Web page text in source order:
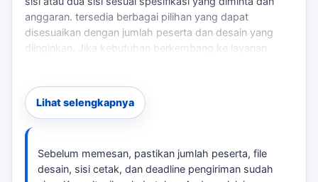
anggaran. tersedia berbagai pilihan yang dapat
disesuaikan dengan jumlah peserta dan desain yang
diinginkan. Jika kebutuhan berkembang ke layanan
Proses Pemesanan yang Mudah
Untuk memudahkan Anda, berikut adalah langkah-
langkah pemesanan: Jika kebutuhan berkembang ke
layanan terkait,
pembuatan balon tepuk custom
Pangandaran
membantu pembaca menjaga brief tetap
Lihat selengkapnya
Sebelum memesan, pastikan jumlah peserta, file
desain, sisi cetak, dan deadline pengiriman sudah